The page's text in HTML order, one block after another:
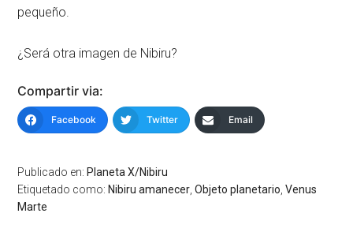
pequeño.
¿Será otra imagen de Nibiru?
Compartir via:
Facebook Twitter Email
Publicado en: Planeta X/Nibiru
Etiquetado como: Nibiru amanecer ,Objeto planetario ,Venus
Marte